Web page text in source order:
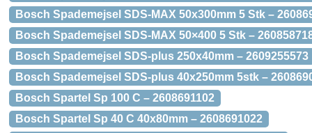
Bosch Spademejsel SDS-MAX 50x300mm 5 Stk –
Bosch Spademejsel SDS-MAX 50×400 5 Stk –
Bosch Spademejsel SDS-plus 250x40mm – 2609255573
Bosch Spademejsel SDS-plus 40x250mm 5stk –
Bosch Spartel Sp 100 C – 2608691102
Bosch Spartel Sp 40 C 40x80mm – 2608691022